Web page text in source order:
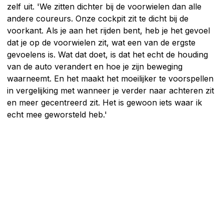
zelf uit. 'We zitten dichter bij de voorwielen dan alle
andere coureurs. Onze cockpit zit te dicht bij de
voorkant. Als je aan het rijden bent, heb je het gevoel
dat je op de voorwielen zit, wat een van de ergste
gevoelens is. Wat dat doet, is dat het echt de houding
van de auto verandert en hoe je zijn beweging
waarneemt. En het maakt het moeilijker te voorspellen
in vergelijking met wanneer je verder naar achteren zit
en meer gecentreerd zit. Het is gewoon iets waar ik
echt mee geworsteld heb.'